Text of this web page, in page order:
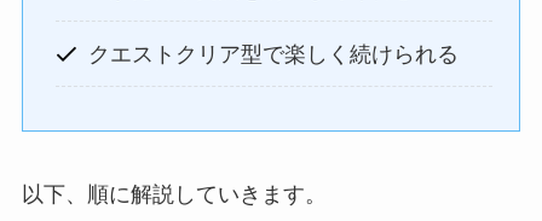
クエストクリア型で楽しく続けられる
以下、順に解説していきます。